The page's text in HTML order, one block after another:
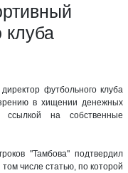
клуба
футбольного клуба
в хищении денежных
ссылкой на собственные
"Тамбова" подтвердил
числе статью, по которой